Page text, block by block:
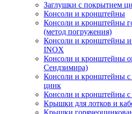
Заглушки с покрытием
Консоли и кронштейны
Консоли и кронштейны
(метод погружения)
Консоли и кронштейны
INOX
Консоли и кронштейны
Сендзимира)
Консоли и кронштейны
цинк
Консоли и кронштейны
Крышки для лотков и
Крышки